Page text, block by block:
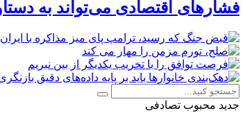
فشارهای اقتصادی می‌تواند به
جدید محبوب تصادفی